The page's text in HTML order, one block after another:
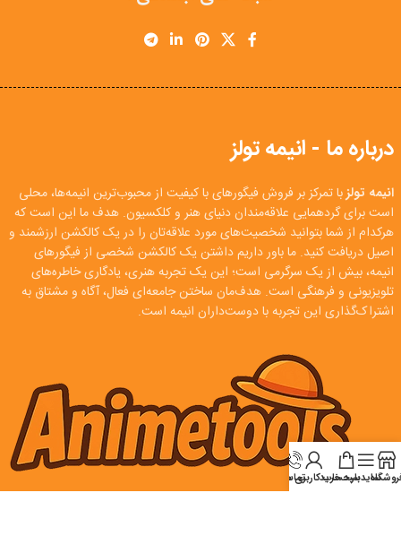
درباره ما - انیمه تولز
انیمه تولزبا تمرکز بر فروش فیگورهای با کیفیت از محبوب‌ترین انیمه‌ها، محلی
است برای گردهمایی علاقه‌مندان دنیای هنر و کلکسیون. هدف ما این است که
هرکدام از شما بتوانید شخصیت‌های مورد علاقه‌تان را در یک کالکشن ارزشمند و
اصیل دریافت کنید. ما باور داریم داشتن یک کالکشن شخصی از فیگورهای
انیمه، بیش از یک سرگرمی است؛ این یک تجربه هنری، یادگاری خاطره‌های
تلویزیونی و فرهنگی است. هدف‌مان ساختن جامعه‌ای فعال، آگاه و مشتاق به
اشتراک‌گذاری این تجربه با دوست‌داران انیمه است.
سایدبارسبد خرید
حساب کاربری من
تماس